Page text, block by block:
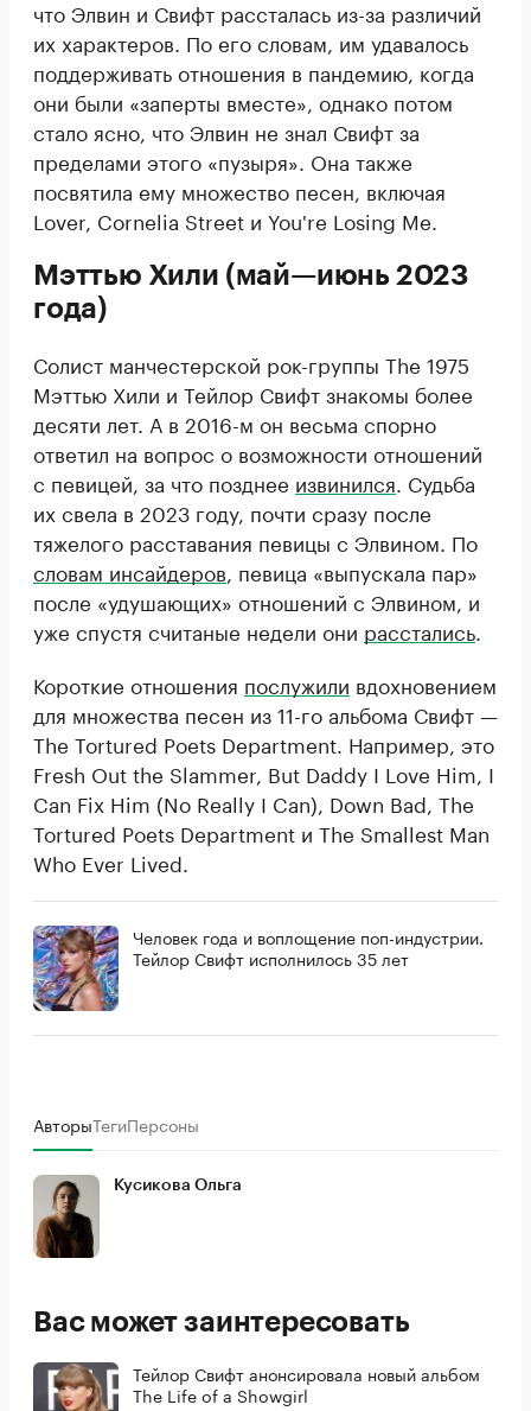
что Элвин и Свифт рассталась из-за различий
их характеров. По его словам, им удавалось
поддерживать отношения в пандемию, когда
они были «заперты вместе», однако потом
стало ясно, что Элвин не знал Свифт за
пределами этого «пузыря». Она также
посвятила ему множество песен, включая
Lover, Cornelia Street и You're Losing Me.
Мэттью Хили (май—июнь 2023
года)
Солист манчестерской рок-группы The 1975
Мэттью Хили и Тейлор Свифт знакомы более
десяти лет. А в 2016-м он весьма спорно
ответил на вопрос о возможности отношений
с певицей, за что позднее извинился . Судьба
их свела в 2023 году, почти сразу после
тяжелого расставания певицы с Элвином. По
словам инсайдеров , певица «выпускала пар»
после «удушающих» отношений с Элвином, и
уже спустя считаные недели они расстались
Короткие отношения послужили вдохновением
для множества песен из 11-го альбома Свифт —
The Tortured Poets Department. Например, это
Fresh Out the Slammer, But Daddy I Love Him, I
Can Fix Him (No Really I Can), Down Bad, The
Tortured Poets Department и The Smallest Man
Who Ever Lived.
Человек года и воплощение поп-индустрии.
Тейлор Свифт исполнилось 35 лет
АвторыТегиПерсоны
Кусикова Ольга
Вас может заинтересовать
Тейлор Свифт анонсировала новый альбом
The Life of a Showgirl